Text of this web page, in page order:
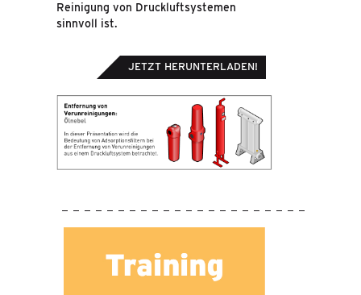
Reinigung von Druckluftsystemen
sinnvoll ist.
JETZT HERUNTERLADEN!